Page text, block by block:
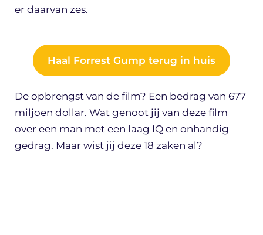
er daarvan zes.
Haal Forrest Gump terug in huis
De opbrengst van de film? Een bedrag van 677
miljoen dollar. Wat genoot jij van deze film
over een man met een laag IQ en onhandig
gedrag. Maar wist jij deze 18 zaken al?